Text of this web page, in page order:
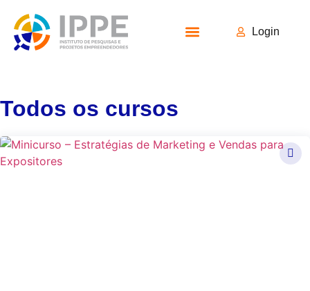
Login
Todos os cursos